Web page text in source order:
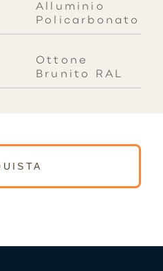
Alluminio
Policarbonato
Ottone
Brunito RAL